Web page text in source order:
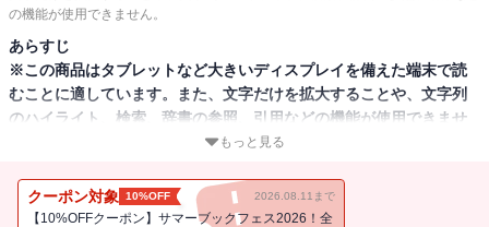
の機能が使用できません。
あらすじ
※この商品はタブレットなど大きいディスプレイを備えた端末で読
むことに適しています。また、文字だけを拡大することや、文字列
のハイライト、検索、辞書の参照、引用などの機能が使用できませ
逆境でこそ闘え！！
机上の戦術とは一線を画すヒサトの刹那の一打！！
もっと見る
クーポン対象 10%OFF 2026.08.11まで
【10%OFFクーポン】サマーブックフェス2026！全